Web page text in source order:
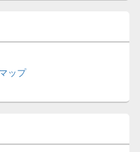
ップ